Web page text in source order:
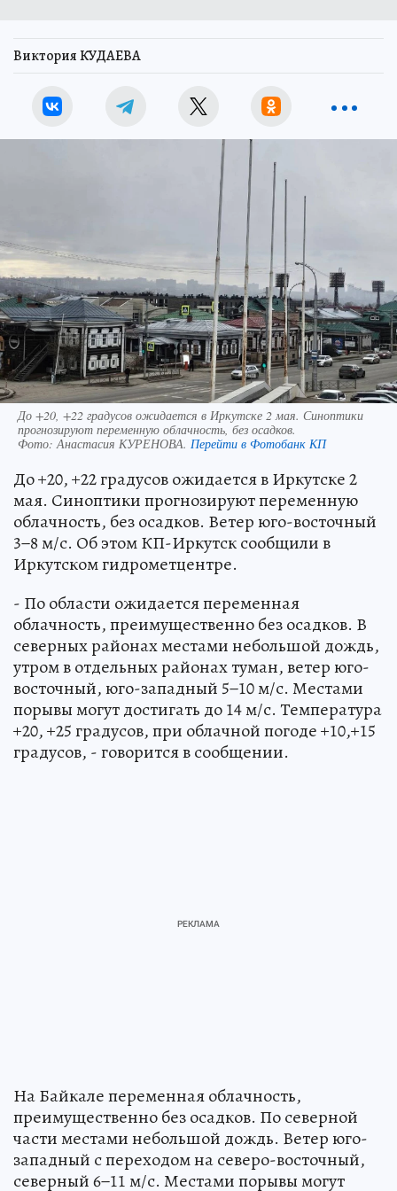
Виктория КУДАЕВА
До +20, +22 градусов ожидается в Иркутске 2 мая. Синоптики
прогнозируют переменную облачность, без осадков.
Фото: Анастасия КУРЕНОВА. Перейти в Фотобанк КП
До +20, +22 градусов ожидается в Иркутске 2
мая. Синоптики прогнозируют переменную
облачность, без осадков. Ветер юго-восточный
3−8 м/с. Об этом КП-Иркутск сообщили в
Иркутском гидрометцентре.
- По области ожидается переменная
облачность, преимущественно без осадков. В
северных районах местами небольшой дождь,
утром в отдельных районах туман, ветер юго-
восточный, юго-западный 5−10 м/с. Местами
порывы могут достигать до 14 м/с. Температура
+20, +25 градусов, при облачной погоде +10,+15
градусов, - говорится в сообщении.
На Байкале переменная облачность,
преимущественно без осадков. По северной
части местами небольшой дождь. Ветер юго-
западный с переходом на северо-восточный,
северный 6−11 м/с. Местами порывы могут